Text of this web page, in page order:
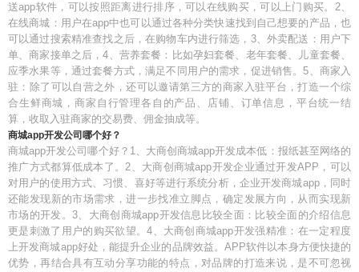
送app软件，可以按照距离进行排序，可以在线购买，可以上门购买。2、
在线商城：用户在app中也可以通过各种分类快速找到自己想要的产品，也
可以通过搜索精准查找之后，在购物车内进行筛选，3、外卖配送：用户下
单、商家接单之后，4、营养套餐：比如孕妇套餐、老年套餐、儿童套餐、
应季水果等，通过套餐方式，满足不同用户的需求，促进销售。5、商家入
驻：除了可以自营之外，还可以邀请第三方的商家入驻平台，打造一个综
合生鲜商城，商家自行管理各自的产品、店铺、订单信息，平台统一结
算，收取入驻商家的交易费、佣金抽成等。
商城app开发公司哪个好？
商城app开发公司哪个好？1、大商创商城app开发成本低：报纸甚至网络的
推广方式都算低成本了。2、大商创商城app开发企业通过开发APP，可以
对用户的使用方式、习惯、喜好等进行系统分析，企业开发商城app，同时
还能发现新的市场需求，进一步找准立脚点，确定发展方向，从而实现新
市场的开发。3、大商创商城app开发信息比较全面：比较全面的介绍信息
更是刺激了用户的购买欲望。4、大商创商城app开发强精准：在一定程度
上开发商城app好处，能提升企业的品牌效益。APP软件以本身方便快捷的
优势，再结合具有互动分享功能的特点，对品牌的打造来说，是不可忽视